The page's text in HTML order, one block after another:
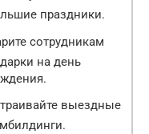
праздники.
сотрудникам
на день
выездные